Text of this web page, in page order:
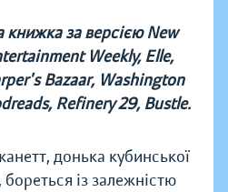
книжка за версією New
Weekly, Elle,
Bazaar, Washington
Refinery 29, Bustle.
донька кубинської
із залежністю